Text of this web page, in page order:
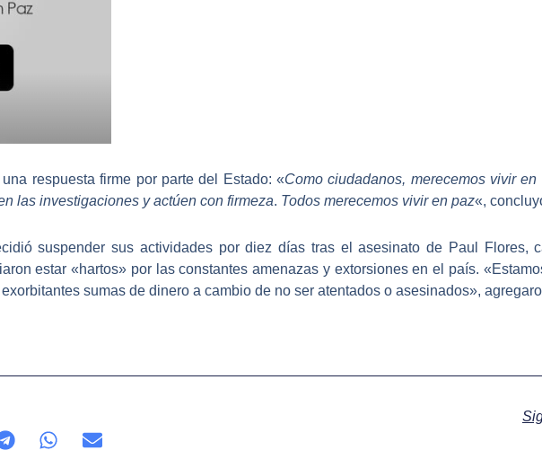
respuesta firme por parte del Estado: «Como ciudadanos, merecemos vivir en
las investigaciones y actúen con firmeza. Todos merecemos vivir en paz«,
suspender sus actividades por diez días tras el asesinato de Paul Flores,
estar «hartos» por las constantes amenazas y extorsiones en el país.
sumas de dinero a cambio de no ser atentados o asesinados»,